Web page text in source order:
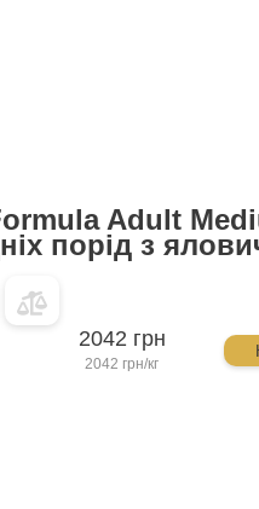
Adult
порід з
2042 грн
2042 грн/кг